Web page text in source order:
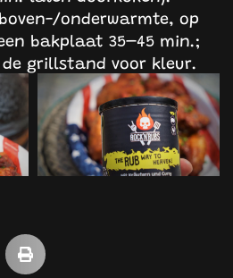
boven-/onderwarmte, op
bakplaat 35–45 min.;
grillstand voor kleur.